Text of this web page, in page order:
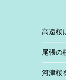
高遠桜
尾張の
河津桜